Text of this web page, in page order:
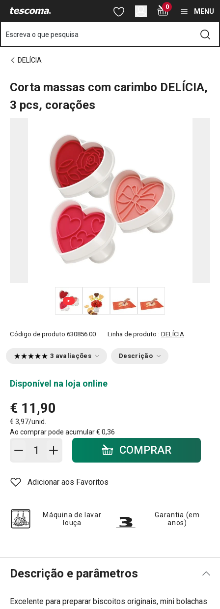
Está na página Corta massas com carimbo DELÍCIA, 3 pcs,
Saltar para o conteúdo principal
Saltar para a pesquisa
Saltar para a navegação 0
MENU
Escreva o que pesquisa
DELÍCIA
Corta massas com carimbo DELÍCIA,
3 pcs, corações
Código de produto 630856.00 Linha de produto : DELÍCIA
3 avaliações Descrição
Disponível na loja online
€ 11,90
€ 3,97/unid.
Ao comprar pode acumular€ 0,36
Adicionar ao carrinho - quantidadeCOMPRAR
Adicionar aos Favoritos
Máquina de lavar
louça
Garantia (em
anos)
Descrição e parâmetros
Excelente para preparar biscoitos originais, mini bolachas